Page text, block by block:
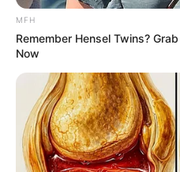
BRAINBERRIES
MFH
Remember Hensel Twins?
Now